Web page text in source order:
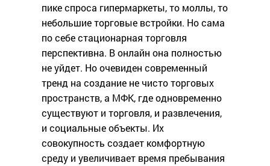
пике спроса гипермаркеты, то моллы, то
небольшие торговые встройки. Но сама
по себе стационарная торговля
перспективна. В онлайн она полностью
не уйдет. Но очевиден современный
тренд на создание не чисто торговых
пространств, а МФК, где одновременно
существуют и торговля, и развлечения,
и социальные объекты. Их
совокупность создает комфортную
среду и увеличивает время пребывания